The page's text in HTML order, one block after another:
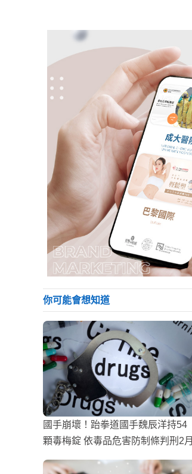
你可能會想知道
國手崩壞！跆拳道國手魏辰洋持54
顆毒梅錠 依毒品危害防制條判刑2月